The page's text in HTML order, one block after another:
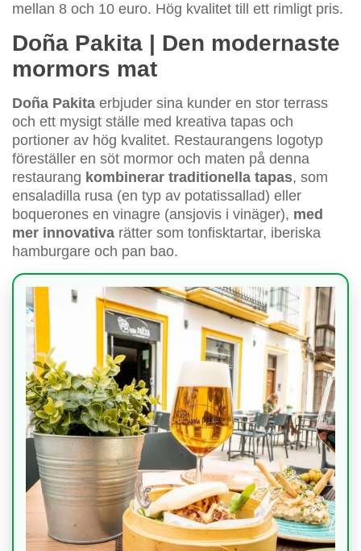
mellan 8 och 10 euro. Hög kvalitet till ett rimligt pris.
Doña Pakita | Den modernaste
mormors mat
Doña Pakita erbjuder sina kunder en stor terrass
och ett mysigt ställe med kreativa tapas och
portioner av hög kvalitet. Restaurangens logotyp
föreställer en söt mormor och maten på denna
restaurang kombinerar traditionella tapas, som
ensaladilla rusa (en typ av potatissallad) eller
boquerones en vinagre (ansjovis i vinäger), med
mer innovativa rätter som tonfisktartar, iberiska
hamburgare och pan bao.